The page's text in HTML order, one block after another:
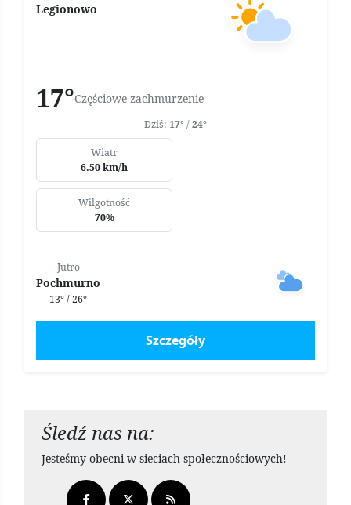
Legionowo
17°Częściowe zachmurzenie
Dziś: 17°/24°
Wiatr
6.50 km/h
Wilgotność
70%
Jutro
Pochmurno
13° / 26°
Szczegóły
Śledź nas na:
Jesteśmy obecni w sieciach społecznościowych!